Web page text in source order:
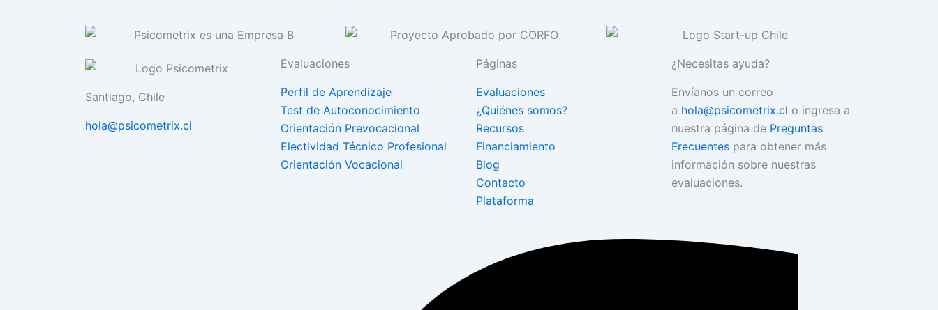
Santiago, Chile
hola@psicometrix.cl
Evaluaciones
Perfil de Aprendizaje
Test de Autoconocimiento
Orientación Prevocacional
Electividad Técnico Profesional
Orientación Vocacional
Páginas
Evaluaciones
¿Quiénes somos?
Recursos
Financiamiento
Blog
Contacto
Plataforma
¿Necesitas ayuda?
Envíanos un correo
a hola@psicometrix.cl o ingresa a
nuestra página de Preguntas
Frecuentes para obtener más
información sobre nuestras
evaluaciones.